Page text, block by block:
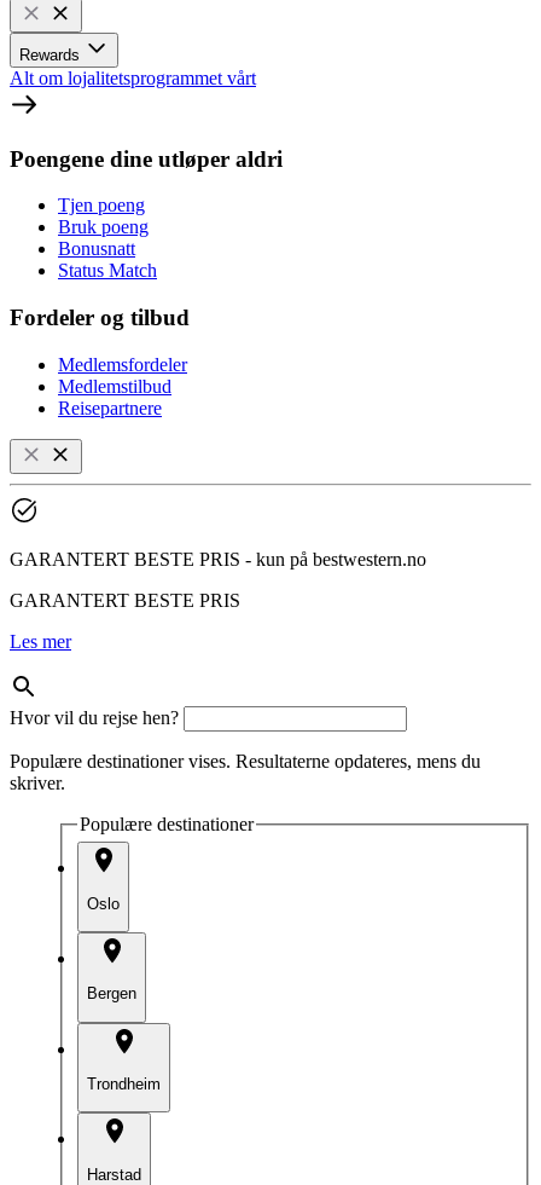
Rewards
Alt om lojalitetsprogrammet vårt
Poengene dine utløper aldri
Tjen poeng
Bruk poeng
Bonusnatt
Status Match
Fordeler og tilbud
Medlemsfordeler
Medlemstilbud
Reisepartnere
GARANTERT BESTE PRIS - kun på bestwestern.no
GARANTERT BESTE PRIS
Les mer
Hvor vil du rejse hen?
Populære destinationer vises. Resultaterne opdateres, mens du
skriver.
Populære destinationer
Oslo
Bergen
Trondheim
Harstad